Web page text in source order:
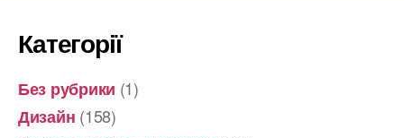
Категорії
Без рубрики (1)
Дизайн (158)